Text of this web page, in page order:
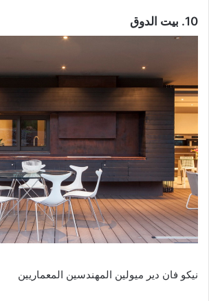
10. بيت الدوق
نيكو فان دير ميولين المهندسين المعماريين